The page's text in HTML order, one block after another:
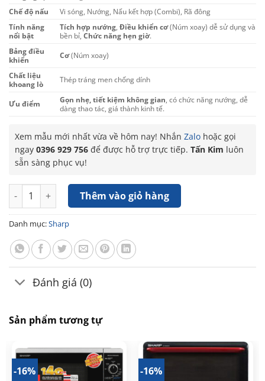
Chế độ nấu
Vi sóng, Nướng, Nấu kết hợp (Combi), Rã đông
Tính năng
nổi bật
Tích hợp nướng, Điều khiển cơ(Núm xoay) dễ sử dụng và
bền bỉ, Chức năng hẹn giờ.
Bảng điều
khiển
Cơ(Núm xoay)
Chất liệu
khoang lò
Thép tráng men chống dính
Ưu điểm Gọn nhẹ, tiết kiệm không gian, có chức năng nướng, dễ
dàng thao tác, giá thành kinh tế.
Xem mẫu mới nhất vừa về hôm nay! Nhắn Zalo hoặc gọi
ngay 0396 929 756 để được hỗ trợ trực tiếp. Tấn Kim luôn
sẵn sàng phục vụ!
Lò vi sóng cơ có nướng Sharp R-G222VN-S 20 lít số lượng
Thêm vào giỏ hàng
Danh mục:Sharp
Đánh giá (0)
Sản phẩm tương tự
-16% -16%